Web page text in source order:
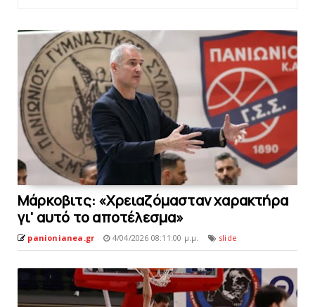
Μάρκοβιτς: «Χρειαζόμασταν χαρακτήρα
γι' αυτό το αποτέλεσμα»
panionianea.gr 4/04/2026 08:11:00 μ.μ. slide